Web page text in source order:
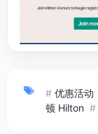
# 优惠活动
顿 Hilton #